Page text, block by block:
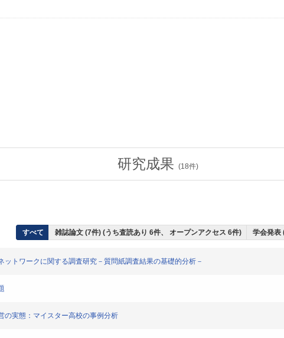
研究成果 (18件)
すべて 雑誌論文 (7件) (うち査読あり 6件、 オープンアクセス 6件) 学会発表
ットワークに関する調査研究－質問紙調査結果の基礎的分析－
の実態：マイスター高校の事例分析